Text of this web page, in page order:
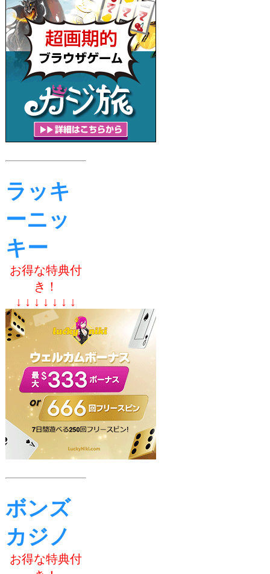
ラッキ
ーニッ
キー
お得な特典付
き！
↓ ↓ ↓ ↓ ↓ ↓ ↓
ボンズ
カジノ
お得な特典付